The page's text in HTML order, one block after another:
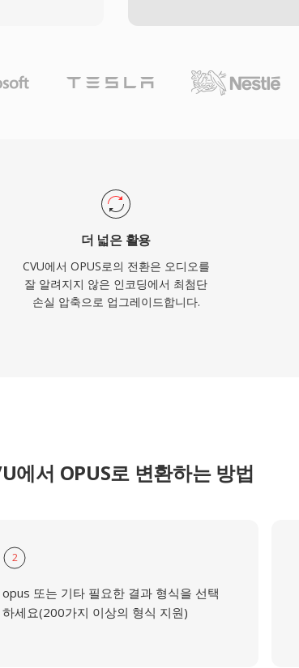
고 동일
의 필
더 넓은 활용
CVU에서 OPUS로의 전환은 오디오를
잘 알려지지 않은 인코딩에서 최첨단
손실 압축으로 업그레이드합니다.
에서 OPUS로 변환하는 방법
2
opus 또는 기타 필요한 결과 형식을 선택
하세요(200가지 이상의 형식 지원)